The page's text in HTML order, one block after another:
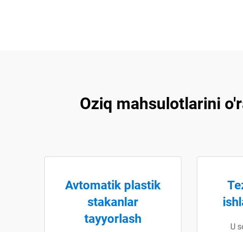
Oziq mahsulotlarini
Avtomatik plastik
stakanlar
tayyorlash
U